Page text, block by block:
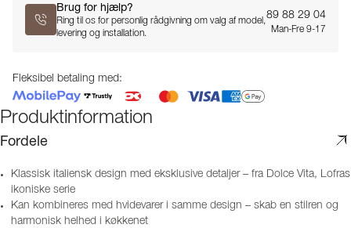
Brug for hjælp?
Ring til os for personlig rådgivning om valg af model,
levering og installation.
89 88 29 04
Man-Fre 9-17
Fleksibel betaling med:
Produktinformation
Fordele
Klassisk italiensk design med eksklusive detaljer – fra Dolce Vita, Lofras
ikoniske serie
Kan kombineres med hvidevarer i samme design – skab en stilren og
harmonisk helhed i køkkenet